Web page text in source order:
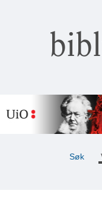
Søk